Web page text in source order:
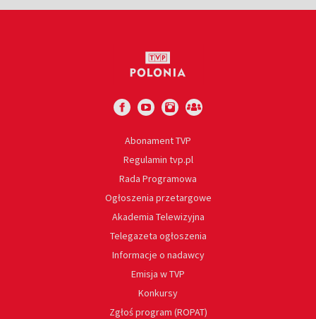
Abonament TVP
Regulamin tvp.pl
Rada Programowa
Ogłoszenia przetargowe
Akademia Telewizyjna
Telegazeta ogłoszenia
Informacje o nadawcy
Emisja w TVP
Konkursy
Zgłoś program (ROPAT)